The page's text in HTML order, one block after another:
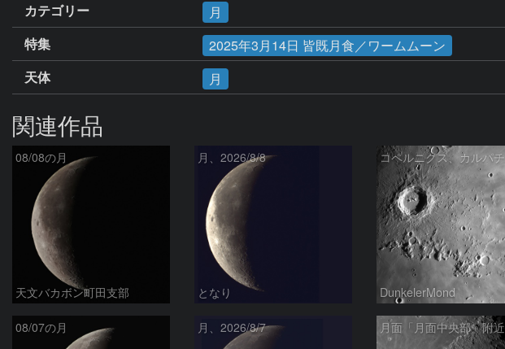
カテゴリー
月
特集
2025年3月14日 皆既月食／ワームムーン
天体
月
関連作品
08/08の月
天文バカボン町田支部
月、2026/8/8
となり DunkelerMond
08/07の月 月、2026/8/7 月面「月面中央部」附近